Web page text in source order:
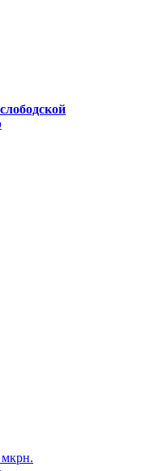
мкрн.